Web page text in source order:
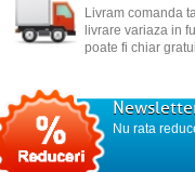
Livram comanda
livrare variaza in
poate fi chiar
Nu rata